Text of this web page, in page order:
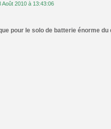
Août 2010 à 13:43:06
pour le solo de batterie énorme du